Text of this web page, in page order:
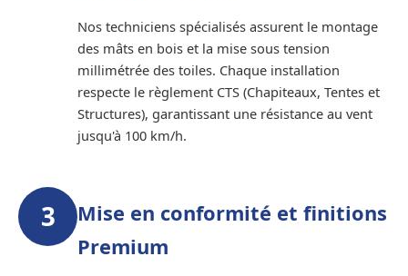
Nos techniciens spécialisés assurent le montage
des mâts en bois et la mise sous tension
millimétrée des toiles. Chaque installation
respecte le règlement CTS (Chapiteaux, Tentes et
Structures), garantissant une résistance au vent
jusqu'à 100 km/h.
3
Mise en conformité et finitions
Premium